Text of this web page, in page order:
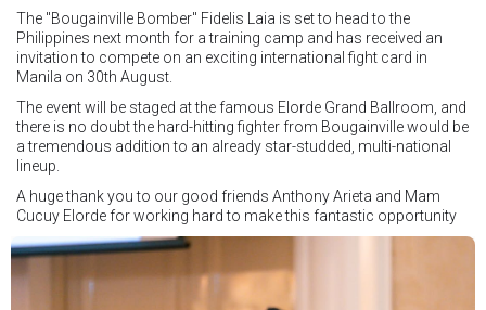
The "Bougainville Bomber" Fidelis Laia is set to head to the
Philippines next month for a training camp and has received an
invitation to compete on an exciting international fight card in
Manila on 30th August.
The event will be staged at the famous Elorde Grand Ballroom, and
there is no doubt the hard-hitting fighter from Bougainville would be
a tremendous addition to an already star-studded, multi-national
lineup.
A huge thank you to our good friends Anthony Arieta and Mam
Cucuy Elorde for working hard to make this fantastic opportunity
We hope to have some exciting news to share very soon!